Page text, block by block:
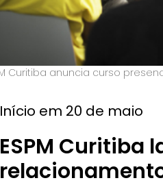
Curitiba anuncia curso
Início em 20 de maio
ESPM Curitiba